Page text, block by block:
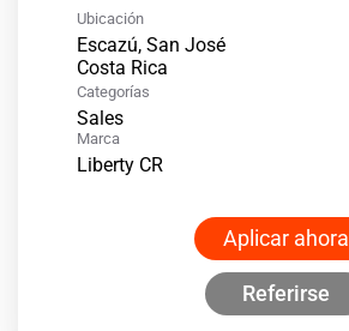
Ubicación
Escazú, San José
Categorías
Sales
Marca
Liberty CR
Aplicar ahora
Referirse